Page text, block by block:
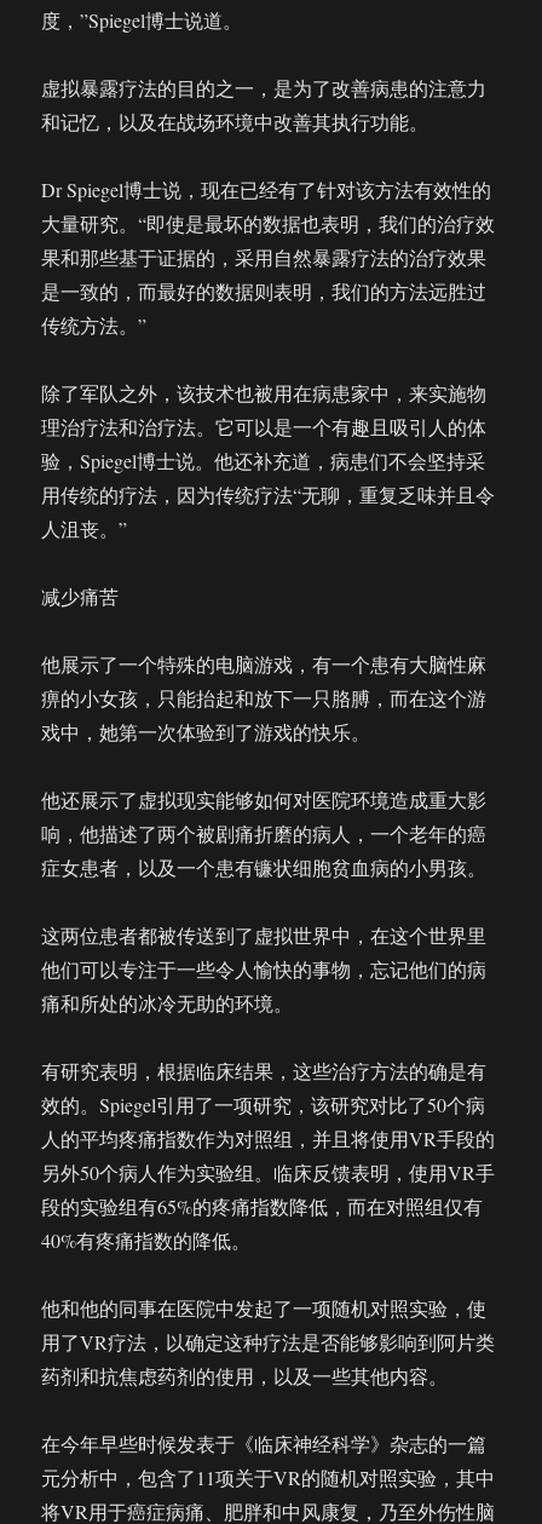
度，”Spiegel博士说道。
虚拟暴露疗法的目的之一，是为了改善病患的注意力
和记忆，以及在战场环境中改善其执行功能。
Dr Spiegel博士说，现在已经有了针对该方法有效性的
大量研究。“即使是最坏的数据也表明，我们的治疗效
果和那些基于证据的，采用自然暴露疗法的治疗效果
是一致的，而最好的数据则表明，我们的方法远胜过
传统方法。”
除了军队之外，该技术也被用在病患家中，来实施物
理治疗法和治疗法。它可以是一个有趣且吸引人的体
验，Spiegel博士说。他还补充道，病患们不会坚持采
用传统的疗法，因为传统疗法“无聊，重复乏味并且令
人沮丧。”
减少痛苦
他展示了一个特殊的电脑游戏，有一个患有大脑性麻
痹的小女孩，只能抬起和放下一只胳膊，而在这个游
戏中，她第一次体验到了游戏的快乐。
他还展示了虚拟现实能够如何对医院环境造成重大影
响，他描述了两个被剧痛折磨的病人，一个老年的癌
症女患者，以及一个患有镰状细胞贫血病的小男孩。
这两位患者都被传送到了虚拟世界中，在这个世界里
他们可以专注于一些令人愉快的事物，忘记他们的病
痛和所处的冰冷无助的环境。
有研究表明，根据临床结果，这些治疗方法的确是有
效的。Spiegel引用了一项研究，该研究对比了50个病
人的平均疼痛指数作为对照组，并且将使用VR手段的
另外50个病人作为实验组。临床反馈表明，使用VR手
段的实验组有65%的疼痛指数降低，而在对照组仅有
40%有疼痛指数的降低。
他和他的同事在医院中发起了一项随机对照实验，使
用了VR疗法，以确定这种疗法是否能够影响到阿片类
药剂和抗焦虑药剂的使用，以及一些其他内容。
在今年早些时候发表于《临床神经科学》杂志的一篇
元分析中，包含了11项关于VR的随机对照实验，其中
将VR用于癌症病痛、肥胖和中风康复，乃至外伤性脑